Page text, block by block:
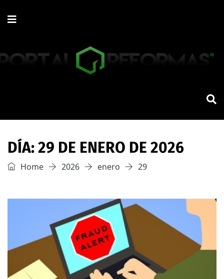
DÍA:29 DE ENERO DE 2026
Home 2026 enero 29